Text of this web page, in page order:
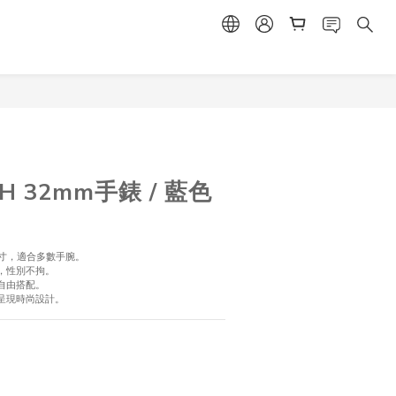
32mm手錶 / 藍色
適合多數手腕。
別不拘。
搭配。
時尚設計。